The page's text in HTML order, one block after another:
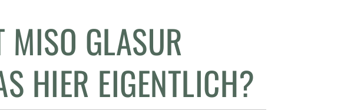
MISO GLASUR
HIER EIGENTLICH?